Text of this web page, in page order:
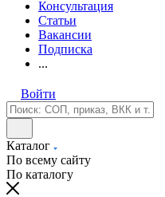
Консультация
Статьи
Вакансии
Подписка
...
Войти
Каталог
По всему сайту
По каталогу